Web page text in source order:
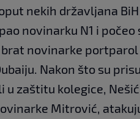
nekih državljana
novinarku N1 i
brat novinarke
Nakon što su
u zaštitu kolegice,
Mitrović,